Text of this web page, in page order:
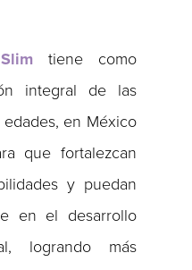
tiene como
integral de las
en México
que fortalezcan
y puedan
en el desarrollo
logrando más